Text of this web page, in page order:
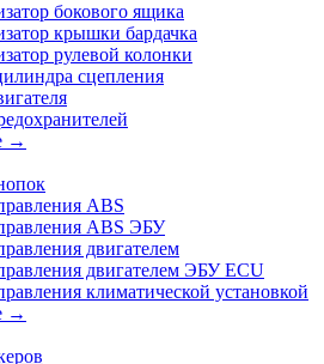
бокового ящика
крышки бардачка
рулевой колонки
сцепления
→
ABS
ABS ЭБУ
двигателем
двигателем ЭБУ ECU
климатической установкой
→